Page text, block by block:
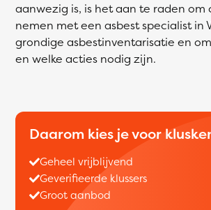
aanwezig is, is het aan te raden
nemen met een asbest specialist in
grondige asbestinventarisatie en
en welke acties nodig zijn.
Daarom kies je voor
Geheel vrijblijvend
Geverifieerde klussers
Groot aanbod